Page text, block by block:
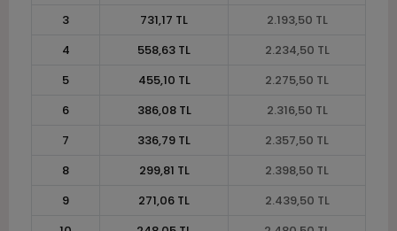
3
731,17 TL
2.193,50 TL
4
558,63 TL
2.234,50 TL
5
455,10 TL
2.275,50 TL
6
386,08 TL
2.316,50 TL
7
336,79 TL
2.357,50 TL
8
299,81 TL
2.398,50 TL
9
271,06 TL
2.439,50 TL